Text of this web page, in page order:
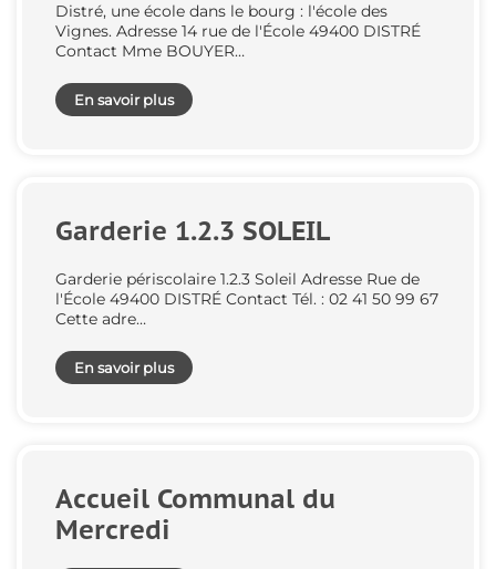
Distré, une école dans le bourg : l'école des
Vignes. Adresse 14 rue de l'École 49400 DISTRÉ
Contact Mme BOUYER…
En savoir plus
Garderie 1.2.3 SOLEIL
Garderie périscolaire 1.2.3 Soleil Adresse Rue de
l'École 49400 DISTRÉ Contact Tél. : 02 41 50 99 67
Cette adre…
En savoir plus
Accueil Communal du
Mercredi